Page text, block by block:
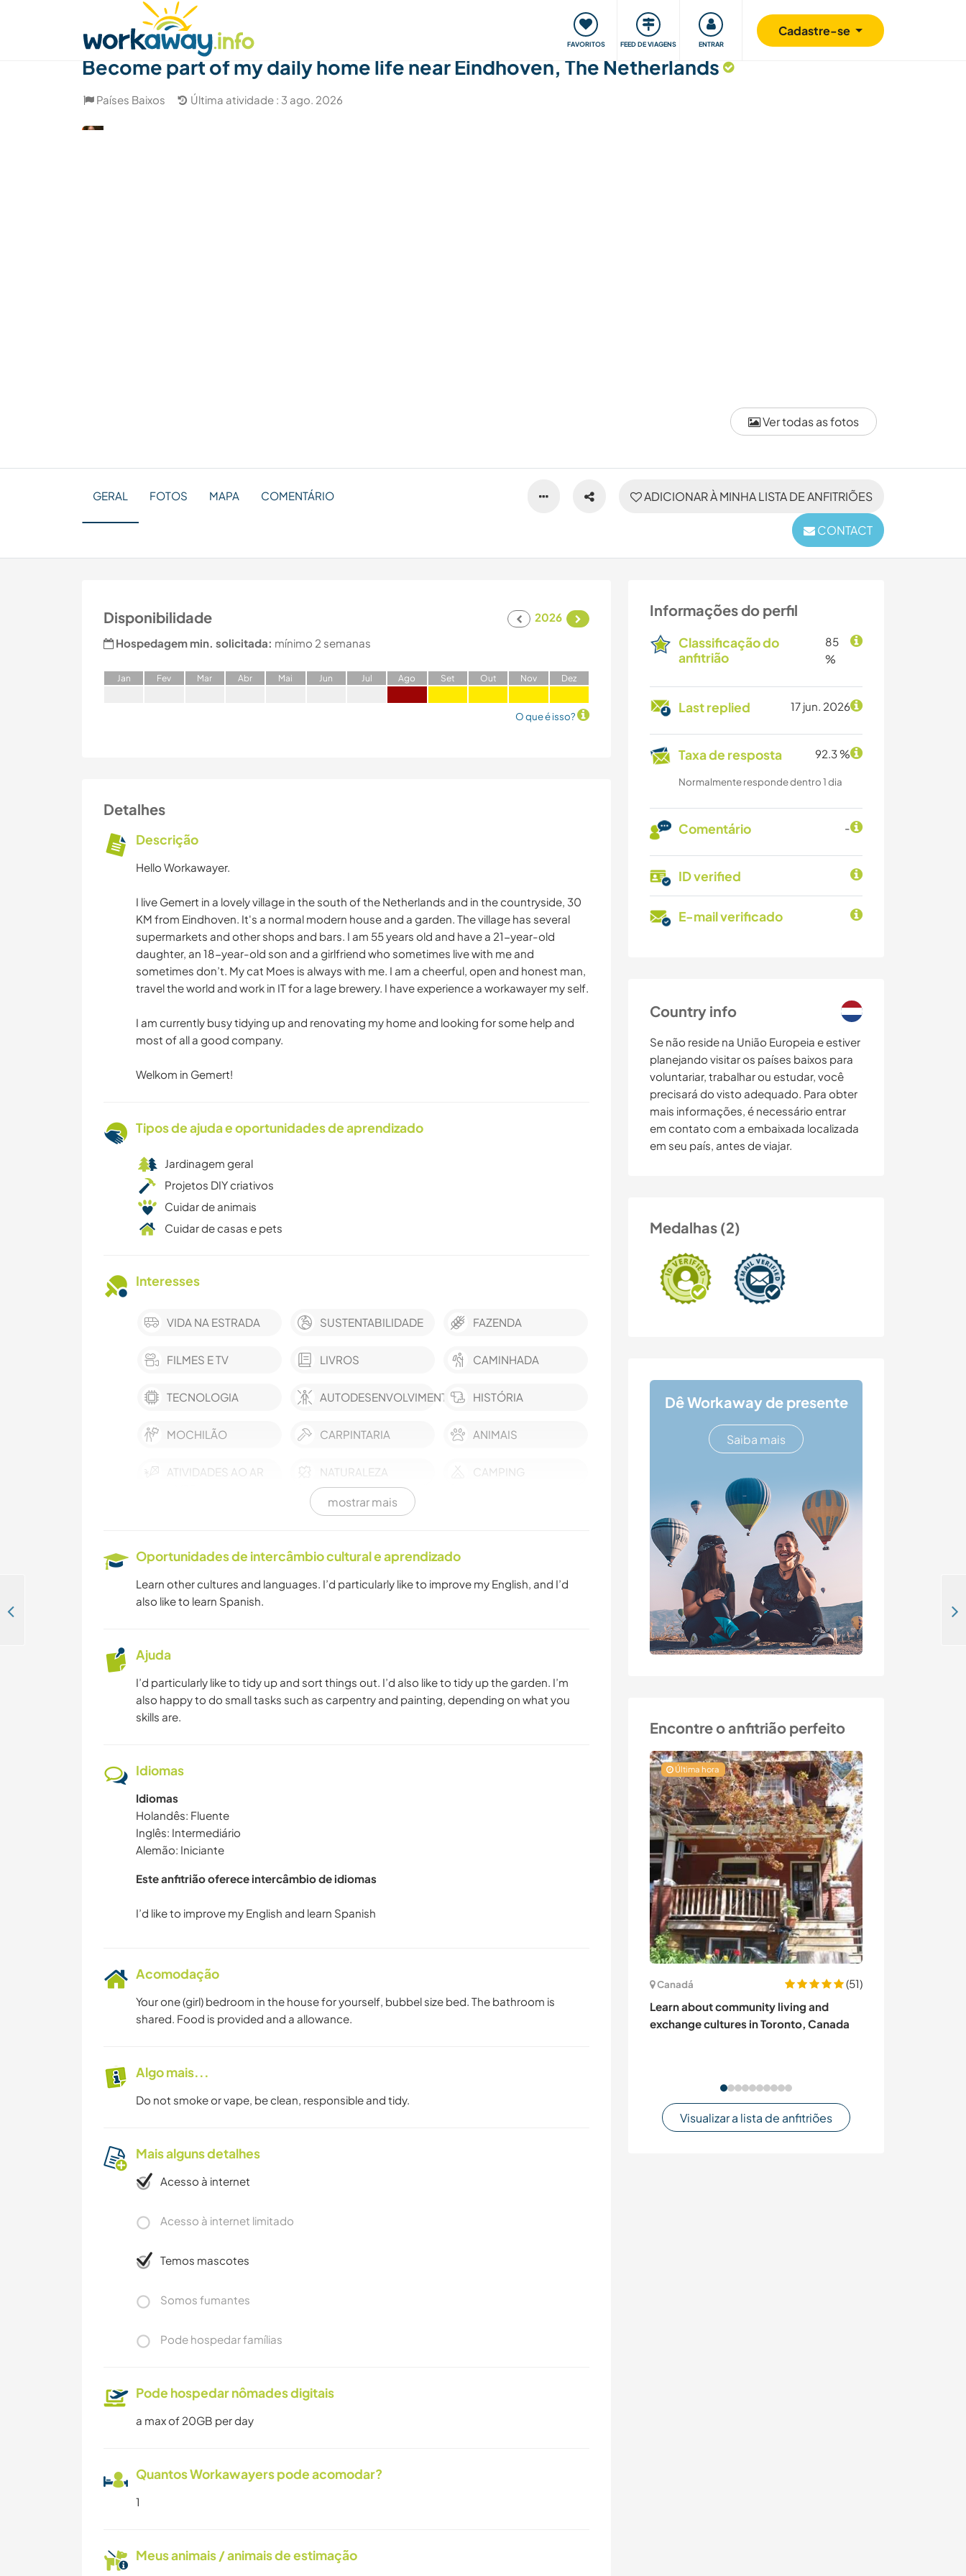
FAVORITOS FEED DE VIAGENS ENTRAR
Cadastre-se
Achar anfitrião Parceiro de viagem Viaje e aprenda Comunidade Retribuindo Segurança
Ver todas as fotos
Become part of my daily home life near Eindhoven, The Netherlands
Países Baixos Última atividade : 3 ago. 2026
ADICIONAR À MINHA LISTA DE ANFITRIÕES
CONTACT
GERAL FOTOS MAPA COMENTÁRIO
Informações do perfil
Classificação do
anfitrião
85
%
Last replied 17 jun. 2026
Taxa de resposta 92.3 %
Normalmente responde dentro 1 dia
Comentário -
ID verified
E-mail verificado
Country info
Se não reside na União Europeia e estiver
planejando visitar os países baixos para
voluntariar, trabalhar ou estudar, você
precisará do visto adequado. Para obter
mais informações, é necessário entrar
em contato com a embaixada localizada
em seu país, antes de viajar.
Medalhas (2)
Dê Workaway de presente
Saiba mais
Encontre o anfitrião perfeito
Última hora
Canadá
(51)
Learn about community living and
exchange cultures in Toronto, Canada
Visualizar a lista de anfitriões
Disponibilidade
2026
Hospedagem min. solicitada: mínimo 2 semanas
Jan Fev Mar Abr Mai Jun Jul Ago Set Out Nov Dez
O que é isso?
Detalhes
Descrição
Hello Workawayer.
I live Gemert in a lovely village in the south of the Netherlands and in the countryside, 30
KM from Eindhoven. It's a normal modern house and a garden. The village has several
supermarkets and other shops and bars. I am 55 years old and have a 21-year-old
daughter, an 18-year-old son and a girlfriend who sometimes live with me and
sometimes don’t. My cat Moes is always with me. I am a cheerful, open and honest man,
travel the world and work in IT for a lage brewery. I have experience a workawayer my self.
I am currently busy tidying up and renovating my home and looking for some help and
most of all a good company.
Welkom in Gemert!
Tipos de ajuda e oportunidades de aprendizado
Jardinagem geral
Projetos DIY criativos
Cuidar de animais
Cuidar de casas e pets
Interesses
VIDA NA ESTRADA SUSTENTABILIDADE FAZENDA
FILMES E TV LIVROS CAMINHADA
TECNOLOGIA AUTODESENVOLVIMENTO HISTÓRIA
MOCHILÃO CARPINTARIA ANIMAIS
ATIVIDADES AO AR
NATURALEZA CAMPING
mostrar mais
Oportunidades de intercâmbio cultural e aprendizado
Learn other cultures and languages. I’d particularly like to improve my English, and I’d
also like to learn Spanish.
Ajuda
I’d particularly like to tidy up and sort things out. I’d also like to tidy up the garden. I’m
also happy to do small tasks such as carpentry and painting, depending on what you
skills are.
Idiomas
Idiomas
Holandês: Fluente
Inglês: Intermediário
Alemão: Iniciante
Este anfitrião oferece intercâmbio de idiomas
Acomodação
Your one (girl) bedroom in the house for yourself, bubbel size bed. The bathroom is
shared. Food is provided and a allowance.
Algo mais...
Do not smoke or vape, be clean, responsible and tidy.
Mais alguns detalhes
Acesso à internet
Acesso à internet limitado
Temos mascotes
Somos fumantes
Pode hospedar famílias
Pode hospedar nômades digitais
a max of 20GB per day
Quantos Workawayers pode acomodar?
1
Meus animais / animais de estimação